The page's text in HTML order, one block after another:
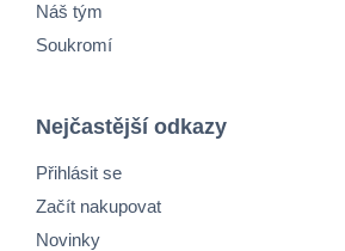
Náš tým
Soukromí
Nejčastější odkazy
Přihlásit se
Začít nakupovat
Novinky